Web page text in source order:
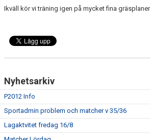
Ikväll kör vi träning igen på mycket fina gräsplaner
Nyhetsarkiv
P2012 Info
Sportadmin problem och matcher v 35/36
Lagaktvitet fredag 16/8